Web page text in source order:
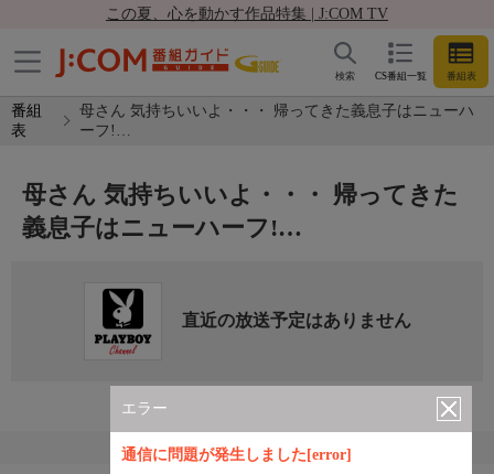
この夏、心を動かす作品特集 | J:COM TV
CS番組一覧 番組表
検索
番組
表
母さん 気持ちいいよ・・・ 帰ってきた義息子はニューハ
ーフ!…
エラー
通信に問題が発生しました[error]
母さん 気持ちいいよ・・・ 帰ってきた
義息子はニューハーフ!…
直近の放送予定はありません